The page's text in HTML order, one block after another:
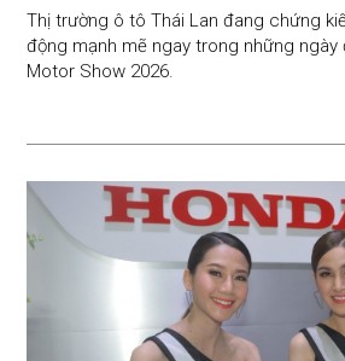
Thị trường ô tô Thái Lan đang chứng
động mạnh mẽ ngay trong những ngày
Motor Show 2026.